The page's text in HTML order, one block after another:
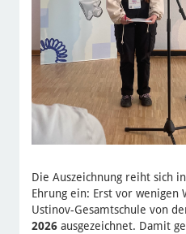
Die Auszeichnung reiht sich
Ehrung ein: Erst vor wenigen
Ustinov-Gesamtschule von
2026ausgezeichnet. Damit